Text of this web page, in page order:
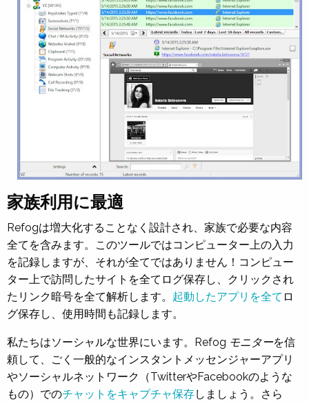
家族利用に最適
Refogは増大化することなく設計され、家族で必要な内容
全てを含みます。このツールではコンピューター上の入力
を記録しますが、それが全てではありません！コンピュー
ター上で訪問したサイトを全てログ保存し、クリックされ
たリンク暗号を全て解析します。 起動したアプリを全て ロ
グ保存し、使用時間も記録します。
私たちはソーシャルな世界にいます。 Refog モニターを信
頼して、ごく一般的なインスタントメッセンジャーアプリ
やソーシャルネットワーク（TwitterやFacebookのような
もの）でのチャットをキャプチャ保存しましょう。さら